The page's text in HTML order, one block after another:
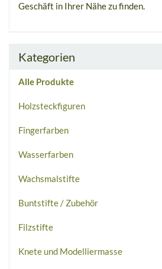
Geschäft in Ihrer Nähe zu finden.
Kategorien
Alle Produkte
Holzsteckfiguren
Fingerfarben
Wasserfarben
Wachsmalstifte
Buntstifte / Zubehör
Filzstifte
Knete und Modelliermasse